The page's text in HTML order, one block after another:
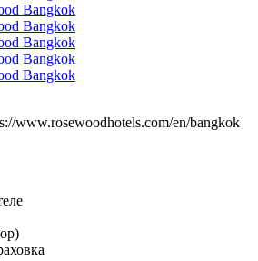
www.rosewoodhotels.com/en/bangkok